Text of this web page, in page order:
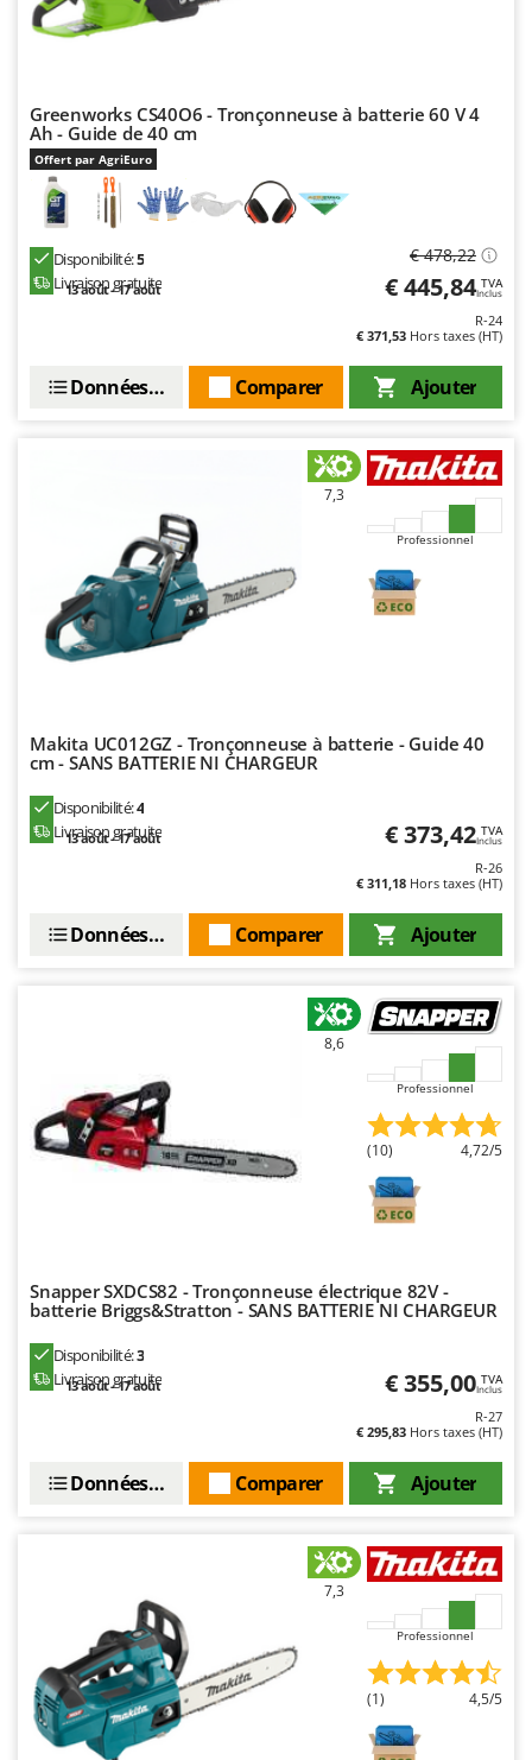
Greenworks CS40O6 - Tronçonneuse à batterie 60 V 4
Ah - Guide de 40 cm
Offert par AgriEuro
Disponibilité:5
Livraison gratuite
13 août - 17 août
€ 478,22
€ 445,84 TVA
Inclus
R-24
€ 371,53 Hors taxes (HT)
Ajouter
Comparer
Données techniques
7,3
Professionnel
Makita UC012GZ - Tronçonneuse à batterie - Guide 40
cm - SANS BATTERIE NI CHARGEUR
Disponibilité:4
Livraison gratuite
13 août - 17 août € 373,42 TVA
Inclus
R-26
€ 311,18 Hors taxes (HT)
Ajouter
Comparer
Données techniques
8,6
Professionnel
(10) 4,72/5
Snapper SXDCS82 - Tronçonneuse électrique 82V -
batterie Briggs&Stratton - SANS BATTERIE NI CHARGEUR
Disponibilité:3
Livraison gratuite
13 août - 17 août € 355,00 TVA
Inclus
R-27
€ 295,83 Hors taxes (HT)
Ajouter
Comparer
Données techniques
7,3
Professionnel
(1) 4,5/5